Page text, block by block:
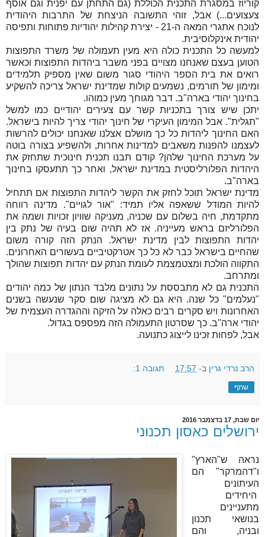
קוריוז במסגרת התכנית הכוללת (גם התחתן עם יפנית וגם אוסף
צעצועים...) אבל, זוהי התשובה הניצחת של התרבות היהודית
לנוכח אתגרי המאה ה-21 - יצירת קהילות יהודיות פתוחות ותפיסה
יהודית אינקלוסיבית.
למעשה כל התכנית כולה היא מעין תעמולה של משרד התפוצות
הטוען בעצם שאנחנו מצויים בפני משבר ביהדות התפוצות וכאשר
רואים את בית הספר היהודי סגור משום שאין מספיק תלמידים
ומימון של תורמים, נשמעים קולות שמדינת ישראל צריכה להשקיע
בחינוך יהודי בארה"ב. דבר מגוחך מעין כמוהו.
יתכן שיש צורך בתכניות קשר עם צעירים יהודיים כמו למשל
"תגלית". אבל המימון העיקרי של חינוך יהודי צריך להיות בישראל.
האם החינוך ליהדות כל כך מושלם אצלנו שאנחנו יכולים להרשות
לעצמנו להפנות משאבים למדינות אחרות, ולהשפיע בצורה בוטה
על מערכת החינוך שלהן? קודם תבנו תכנית חינוכית שתחזק את
היהדות הפלורליסטית במדינת ישראל, ואחר כך תתעסקו בחינוך
בארה"ב.
מדינת ישראל תוכל לחזק את הקשר ליהדות התפוצות אם תתחיל
להיות המודל ששאפה אליו תמיד: "אור לגויים". מדינה רווחה
מתקדמת, חיה בשלום עם שכניה, מעניקה שוויון זכויות ושמה את
הפלורליזם בראש מעייניה. אז לא תהיה שום בעיה של נתק בין
יהדות התפוצות לבין מדינת ישראל. הנתק הזה קורה משום
שהחיים בישראל כבר לא כל כך אטרקטיביים בעשורים האחרונים.
התקווה הולכת ומצטמצמת לעומת הנתק עם יהדות תפוצות שהולך
ומתרחב.
התכנית גם לא מתבססת על נתונים מלבד הנתון של כמה יהודים
"נעלמים" כל שנה. היא גם לא מציגה שום סקר שנעשה בשנים
האחרונות ויש סקרים רבים כאלה על הזיקה וההגדרה העצמית של
יהודי ארה"ב. כך שסרטון התעמולה הזה מפספס בגדול.
אבל, לפחות זכינו לייצוג כתנועה.
הרב נרדי גרין ב- 17:57 תגובה 1:
שתף
יום שבת, 17 בדצמבר 2016
ירושלים כאסון תכנוני
נראה ש"הארץ"
ו"דהמרקר" הם
העיתונים
היחידים
מתעניינים
בנושאי תכנון
ובניה, והם